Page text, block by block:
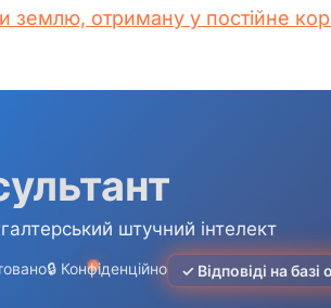
землю, отриману у постійне